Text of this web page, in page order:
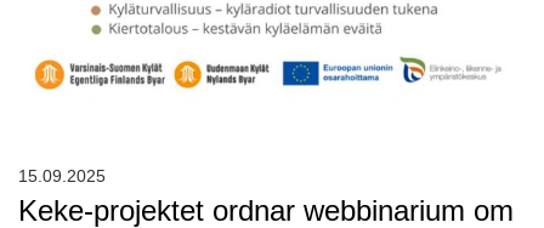
Keke-projektet ordnar webbinarium om
15.09.2025